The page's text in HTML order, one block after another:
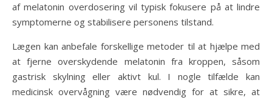
af melatonin overdosering vil typisk fokusere på at lindre
symptomerne og stabilisere personens tilstand.
Lægen kan anbefale forskellige metoder til at hjælpe med
at fjerne overskydende melatonin fra kroppen, såsom
gastrisk skylning eller aktivt kul. I nogle tilfælde kan
medicinsk overvågning være nødvendig for at sikre, at